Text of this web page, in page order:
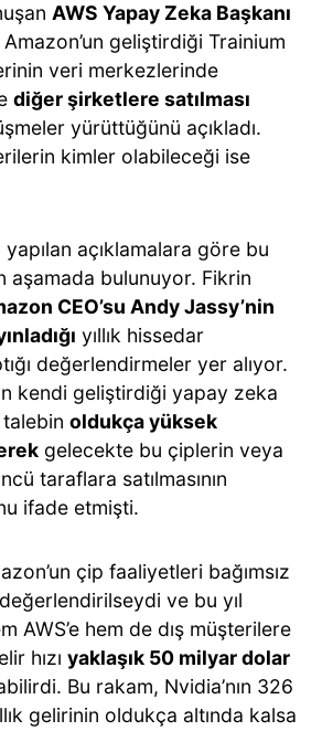
AWS Yapay Zeka Başkanı
Amazon’un geliştirdiği Trainium
veri merkezlerinde
diğer şirketlere satılması
yürüttüğünü açıkladı.
kimler olabileceği ise
açıklamalara göre bu
aşamada bulunuyor. Fikrin
CEO’su Andy Jassy’nin
yıllık hissedar
değerlendirmeler yer alıyor.
kendi geliştirdiği yapay zeka
oldukça yüksek
gelecekte bu çiplerin veya
taraflara satılmasının
ifade etmişti.
çip faaliyetleri bağımsız
ve bu yıl
AWS’e hem de dış müşterilere
hızı yaklaşık 50 milyar dolar
Bu rakam, Nvidia’nın 326
gelirinin oldukça altında kalsa